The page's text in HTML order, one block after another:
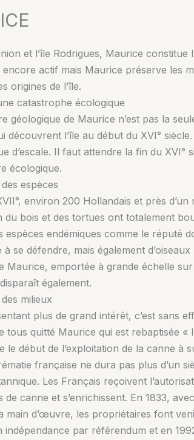
et l’île Rodrigues, Maurice
encore actif mais Maurice préserve les
origines de l’île.
catastrophe écologique
géologique de Maurice n’est pas la
découvrent l’île au début du XVI°
d’escale. Il faut attendre la fin du XVI°
écologique.
espèces
environ 200 Hollandais et près d’un
du bois et des tortues ont totalement
espèces endémiques comme le réputé
à se défendre, mais également
Maurice, emportée à grande échelle
également.
milieux
plus de grand intérêt, c’est sans
tous quitté Maurice qui est rebaptisée «
le début de l’exploitation de la canne à
française ne dura pas plus d’un
Les Français reçoivent
de canne et s’enrichissent. En 1833,
main d’œuvre, les propriétaires font
indépendance par référendum et en